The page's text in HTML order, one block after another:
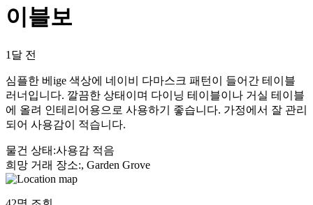
이블보
1달 전
심플한 베ige 색상에 네이비 다마스크 패턴이 들어간 테이블
러너입니다. 깔끔한 상태이며 다이닝 테이블이나 거실 테이블
에 올려 인테리어용으로 사용하기 좋습니다. 가정에서 잘 관리
되어 사용감이 적습니다.
물건 상태 :사용감 적음
희망 거래 장소:, Garden Grove